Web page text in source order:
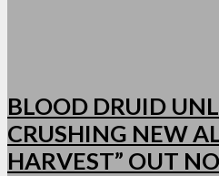
BLOOD DRUID
CRUSHING NEW
HARVEST” OUT